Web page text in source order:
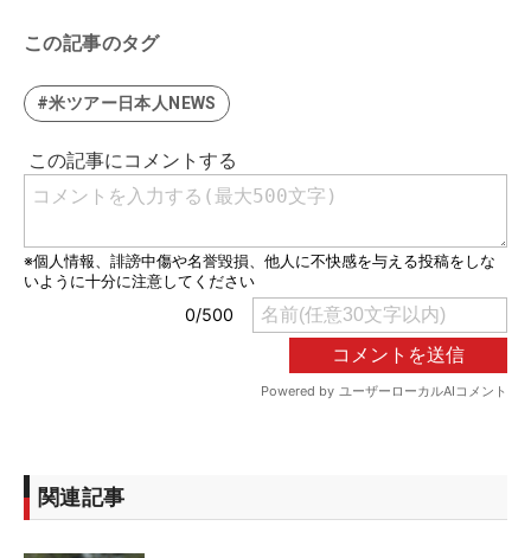
この記事のタグ
#米ツアー日本人NEWS
関連記事